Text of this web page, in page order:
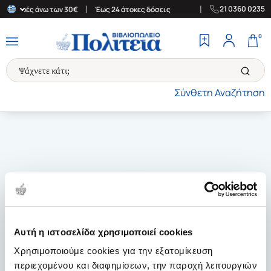
Αυτή η ιστοσελίδα χρησιμοποιεί cookies
Χρησιμοποιούμε cookies για την εξατομίκευση
περιεχομένου και διαφημίσεων, την παροχή λειτουργιών
αγορές άνω των 30€ Έως 24 άτοκες δόσεις Δωρεάν
21 0360 0235
Σύνθετη Αναζήτηση
0